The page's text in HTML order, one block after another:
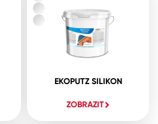
EKOPUTZ SILIKON
ZOBRAZIT